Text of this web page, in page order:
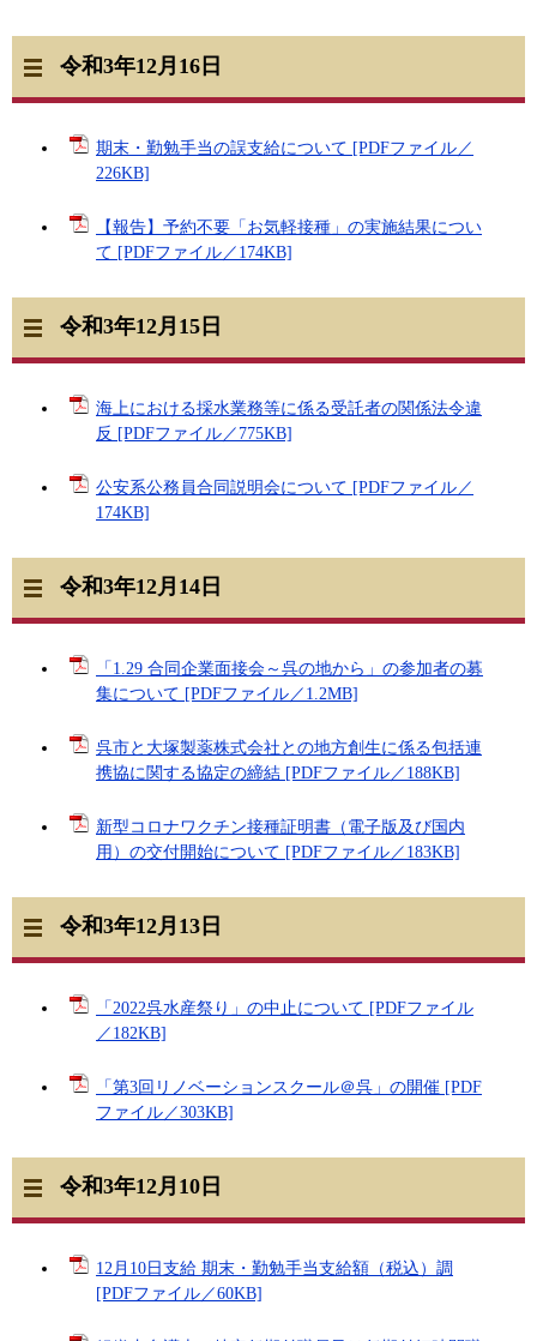
令和3年12月16日
期末・勤勉手当の誤支給について [PDFファイル／
226KB]
【報告】予約不要「お気軽接種」の実施結果につい
て [PDFファイル／174KB]
令和3年12月15日
海上における採水業務等に係る受託者の関係法令違
反 [PDFファイル／775KB]
公安系公務員合同説明会について [PDFファイル／
174KB]
令和3年12月14日
「1.29 合同企業面接会～呉の地から」の参加者の募
集について [PDFファイル／1.2MB]
呉市と大塚製薬株式会社との地方創生に係る包括連
携協に関する協定の締結 [PDFファイル／188KB]
新型コロナワクチン接種証明書（電子版及び国内
用）の交付開始について [PDFファイル／183KB]
令和3年12月13日
「2022呉水産祭り」の中止について [PDFファイル
／182KB]
「第3回リノベーションスクール＠呉」の開催 [PDF
ファイル／303KB]
令和3年12月10日
12月10日支給 期末・勤勉手当支給額（税込）調
[PDFファイル／60KB]